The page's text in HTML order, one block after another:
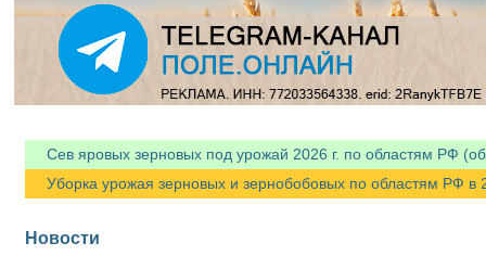
Сев яровых зерновых под урожай 2026 г. по областям РФ
Уборка урожая зерновых и зернобобовых по областям РФ в
Новости